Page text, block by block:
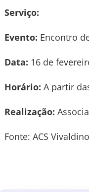
Serviço:
Evento: Encontro
Data: 16 de
Horário: A partir
Realização:
Fonte: ACS